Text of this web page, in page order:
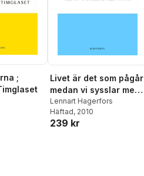
;
Totalt antal röster:
Livet är det som pågår
medan vi sysslar med
annat
Lennart Hagerfors
Häftad, 2010
239 kr